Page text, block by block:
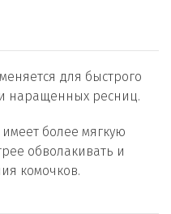
для быстрого
наращенных ресниц.
более мягкую
обволакивать и
комочков.